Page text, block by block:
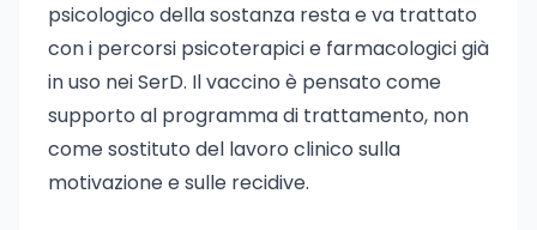
psicologico della sostanza resta e va trattato
con i percorsi psicoterapici e farmacologici già
in uso nei SerD. Il vaccino è pensato come
supporto al programma di trattamento, non
come sostituto del lavoro clinico sulla
motivazione e sulle recidive.